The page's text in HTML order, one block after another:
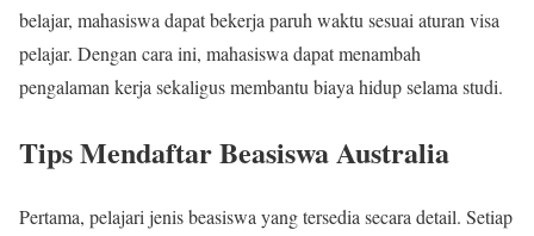
belajar, mahasiswa dapat bekerja paruh waktu sesuai aturan visa
pelajar. Dengan cara ini, mahasiswa dapat menambah
pengalaman kerja sekaligus membantu biaya hidup selama studi.
Tips Mendaftar Beasiswa Australia
Pertama, pelajari jenis beasiswa yang tersedia secara detail. Setiap